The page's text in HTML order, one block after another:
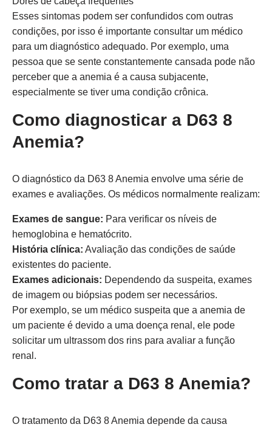
Esses sintomas podem ser confundidos com outras
condições, por isso é importante consultar um médico
para um diagnóstico adequado. Por exemplo, uma
pessoa que se sente constantemente cansada pode não
perceber que a anemia é a causa subjacente,
especialmente se tiver uma condição crônica.
Como diagnosticar a D63 8
Anemia?
O diagnóstico da D63 8 Anemia envolve uma série de
exames e avaliações. Os médicos normalmente realizam:
Exames de sangue: Para verificar os níveis de
hemoglobina e hematócrito.
História clínica: Avaliação das condições de saúde
existentes do paciente.
Exames adicionais: Dependendo da suspeita, exames
de imagem ou biópsias podem ser necessários.
Por exemplo, se um médico suspeita que a anemia de
um paciente é devido a uma doença renal, ele pode
solicitar um ultrassom dos rins para avaliar a função
renal.
Como tratar a D63 8 Anemia?
O tratamento da D63 8 Anemia depende da causa